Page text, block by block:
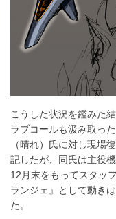
こうした状況を鑑みた
ラブコールも汲み取っ
（晴れ）氏に対し現場
記したが、同氏は主役
12月末をもってスタッ
ランジェ』として動き
た。